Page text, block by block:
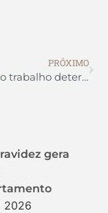
PRÓXIMO
Justiça do trabalho determina reintegração de membro da CIPA dispensado durante estabilidade provisória
gera
2026